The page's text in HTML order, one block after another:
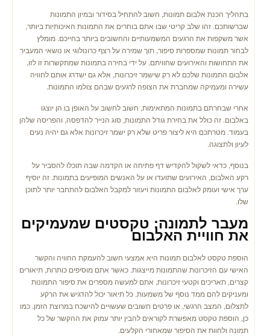
בתהליך הכנת אלבום תמונות, חשוב להתחיל בסידור ובמיון התמונות
שברשותכם. זהו שלב קריטי שבו אתם בוחרים את התמונות האיכותיות ביותר,
אשר משקפות את הרגעים המשמעותיים והחשובים ביותר בחייכם. מומלץ
לבחור תמונות שמספרות סיפור, תוך שמירה על רצף כרונולוגי או נושאי המעביר
את התחושות והאירועים שחוויתם. על ידי בחירה בתמונות שמתקשרות זו לזו,
אלבום התמונות שלכם לא רק שישמר זיכרונות, אלא גם ישדרג אותם לחוויה
עשירה ומעמיקה שמחברת את הצופה לרגעים שבהם צולמו התמונות.
אחרי שבחרתם בתמונות המתאימות, חשוב לחשוב על האופן בו הן יוצגו
באלבום. זה כולל את בחירת גודל התמונות, סוג הנייר להדפסה, והפריסה שלהן
בעמוד. מטרתכם היא ליצור פריט שלא רק ישמר זיכרונות אלא גם יהיה נעים
לעיון ולתצוגה.
בנוסף, כדאי לשקול להקדיש דף פתיחה או הקדמה שבה תוכלו להסביר על
רקע האלבום, האירועים שתועדו או על האנשים המופיעים בתמונות. זה יוסיף
ערך אישי ועומק לאלבום התמונות ויעזור למקבל האלבום להתחבר יותר לתוכן
שלו.
מעבר לתמונה: טקסטים שמעמיקים
את חוויית האלבום
הוספת טקסט לאלבום תמונות היא אמצעי חשוב להעמקת החוויה והקשר
האישי עם הזיכרונות שהתמונות מייצגות. כאשר אתם מוסיפים כותרות, תיאורים
קצרים, תאריכים וקטעי זיכרונות, אתם למעשה מספרים את סיפור התמונות
ומעניקים להם ממד נוסף של משמעות. כל תיאור יכול להדגיש את הרקע
לתצלום, המצב הרגשי, או פרטים חשובים שעשויים להישכח במרוצת הזמן. כמו
כן, הוספת טקסט מאפשרת לקוראים להבין יותר עמוק את ההקשר של כל
תמונה ולחוות את הסיפור שמאחורי הקלעים.